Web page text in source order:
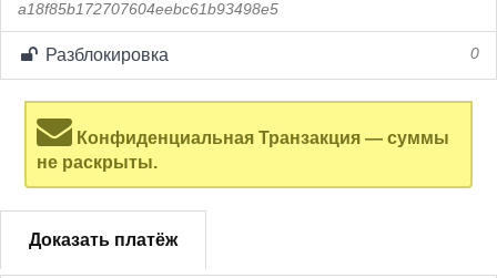
a18f85b172707604eebc61b93498e5
Разблокировка 0
Конфиденциальная Транзакция — суммы
не раскрыты.
Доказать платёж